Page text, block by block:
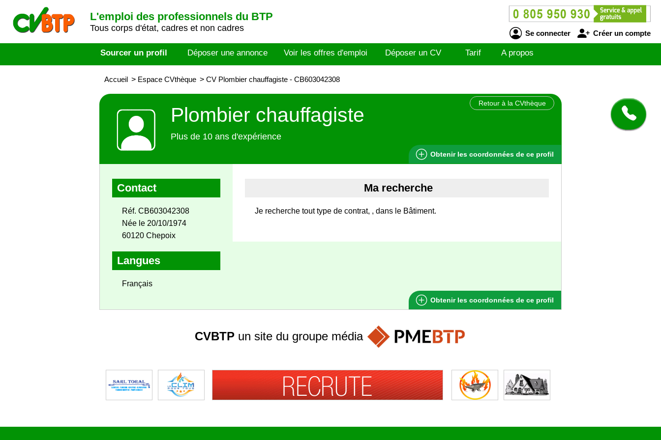
L'emploi des professionnels du BTP
Tous corps d'état, cadres et non cadres
Se connecter Créer un compte
Sourcer un profil Déposer une annonce Voir les offres d'emploi Déposer un CV Tarif A propos
Accueil > Espace CVthèque > CV Plombier chauffagiste - CB603042308
Retour à la CVthèque
Plombier chauffagiste
Plus de 10 ans d'expérience
Obtenir les coordonnées de ce profil
Contact
Réf. CB603042308
Née le 20/10/1974
60120 Chepoix
Langues
Français
Ma recherche
Je recherche tout type de contrat, , dans le Bâtiment.
Obtenir les coordonnées de ce profil
CVBTP un site du groupe média